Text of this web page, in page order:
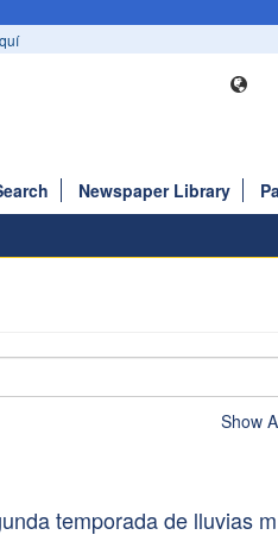
Newspaper Library
Show
temporada de lluvias